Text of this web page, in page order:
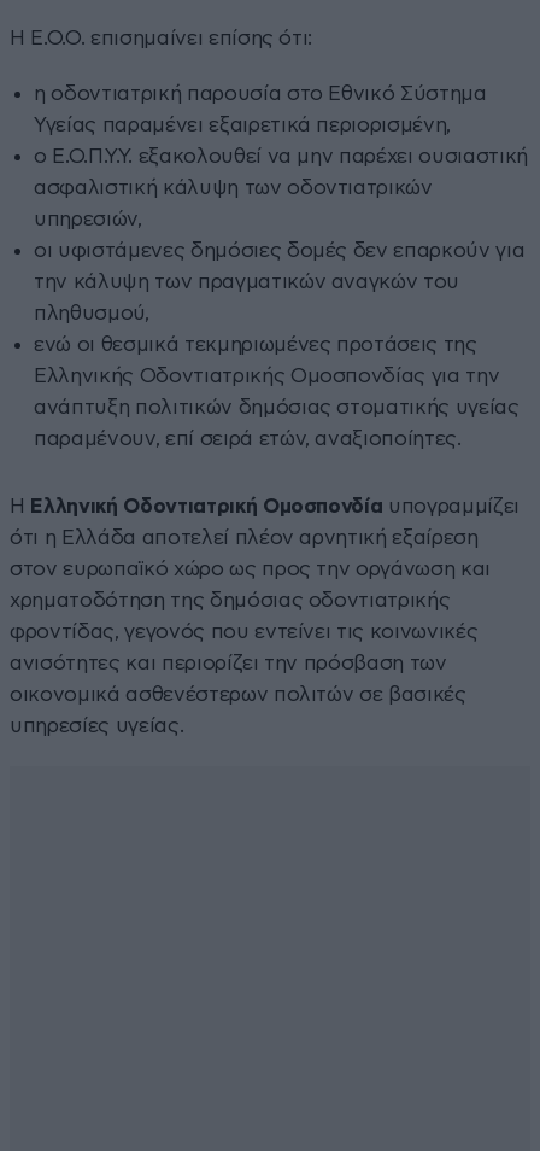
Η Ε.Ο.Ο. επισημαίνει επίσης ότι:
η οδοντιατρική παρουσία στο Εθνικό Σύστημα
Υγείας παραμένει εξαιρετικά περιορισμένη,
ο Ε.Ο.Π.Υ.Υ. εξακολουθεί να μην παρέχει ουσιαστική
ασφαλιστική κάλυψη των οδοντιατρικών
υπηρεσιών,
οι υφιστάμενες δημόσιες δομές δεν επαρκούν για
την κάλυψη των πραγματικών αναγκών του
πληθυσμού,
ενώ οι θεσμικά τεκμηριωμένες προτάσεις της
Ελληνικής Οδοντιατρικής Ομοσπονδίας για την
ανάπτυξη πολιτικών δημόσιας στοματικής υγείας
παραμένουν, επί σειρά ετών, αναξιοποίητες.
Η Ελληνική Οδοντιατρική Ομοσπονδία υπογραμμίζει
ότι η Ελλάδα αποτελεί πλέον αρνητική εξαίρεση
στον ευρωπαϊκό χώρο ως προς την οργάνωση και
χρηματοδότηση της δημόσιας οδοντιατρικής
φροντίδας, γεγονός που εντείνει τις κοινωνικές
ανισότητες και περιορίζει την πρόσβαση των
οικονομικά ασθενέστερων πολιτών σε βασικές
υπηρεσίες υγείας.